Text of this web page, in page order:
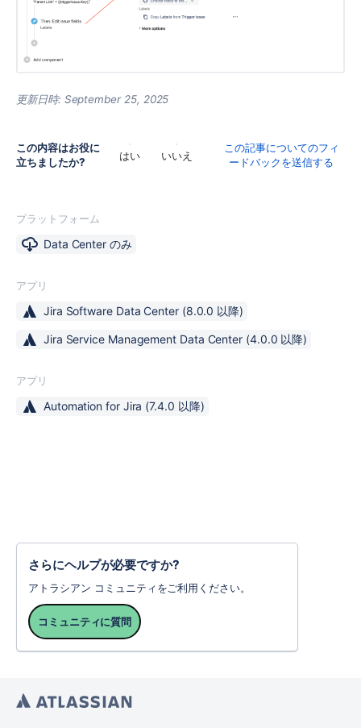
更新日時: September 25, 2025
この内容はお役に
立ちましたか?
はい いいえ
この記事についてのフィ
ードバックを送信する
プラットフォーム
Data Center のみ
アプリ
Jira Software Data Center (8.0.0 以降)
Jira Service Management Data Center (4.0.0 以降)
アプリ
Automation for Jira (7.4.0 以降)
さらにヘルプが必要ですか?
アトラシアン コミュニティをご利用ください。
コミュニティに質問